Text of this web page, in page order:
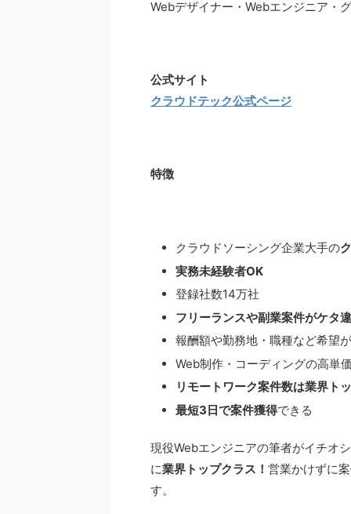
Webデザイナー・Webエンジニア・
公式サイト
クラウドテック公式ページ
特徴
クラウドソーシング企業大手の
実務未経験者OK
登録社数14万社
フリーランスや副業案件がケタ
報酬額や勤務地・職種など希望
Web制作・コーディングの高単
リモートワーク案件数は業界ト
最短3日で案件獲得できる
現役Webエンジニアの筆者がイチオ
に業界トップクラス！ 営業かけずに
す。